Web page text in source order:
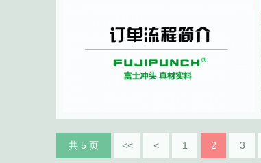
共 5 页 << < 1 2 3